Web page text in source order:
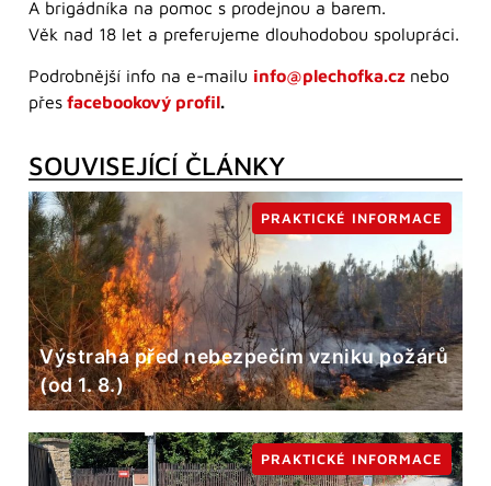
A brigádníka na pomoc s prodejnou a barem.
Věk nad 18 let a preferujeme dlouhodobou spolupráci.
Podrobnější info na e-mailu info@plechofka.cz nebo
přes facebookový profil.
SOUVISEJÍCÍ ČLÁNKY
Výstraha před nebezpečím vzniku požárů
(od 1. 8.)
PRAKTICKÉ INFORMACE
PRAKTICKÉ INFORMACE